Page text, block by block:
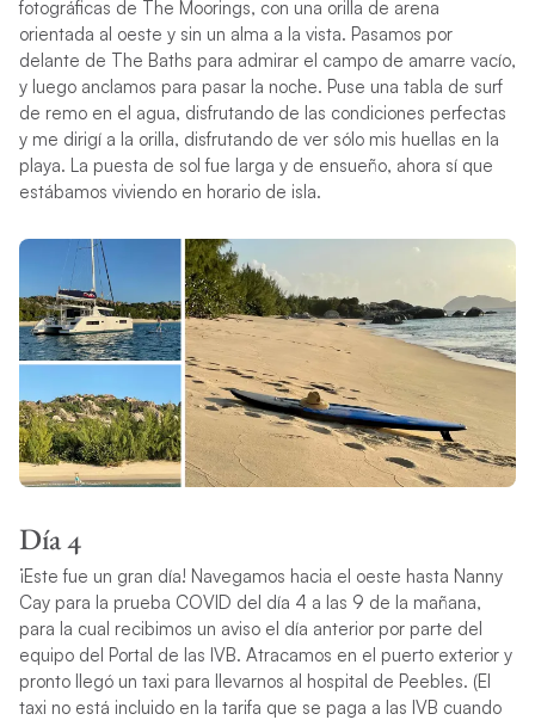
fotográficas de The Moorings, con una orilla de arena
orientada al oeste y sin un alma a la vista. Pasamos por
delante de The Baths para admirar el campo de amarre vacío,
y luego anclamos para pasar la noche. Puse una tabla de surf
de remo en el agua, disfrutando de las condiciones perfectas
y me dirigí a la orilla, disfrutando de ver sólo mis huellas en la
playa. La puesta de sol fue larga y de ensueño, ahora sí que
estábamos viviendo en horario de isla.
Día 4
¡Este fue un gran día! Navegamos hacia el oeste hasta Nanny
Cay para la prueba COVID del día 4 a las 9 de la mañana,
para la cual recibimos un aviso el día anterior por parte del
equipo del Portal de las IVB. Atracamos en el puerto exterior y
pronto llegó un taxi para llevarnos al hospital de Peebles. (El
taxi no está incluido en la tarifa que se paga a las IVB cuando